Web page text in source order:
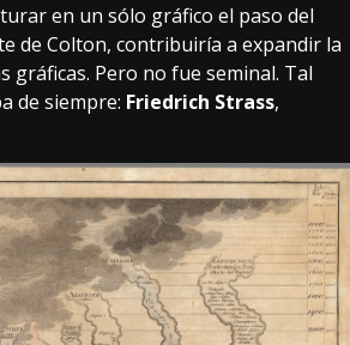
en un sólo gráfico el paso del
de Colton, contribuiría a expandir la
gráficas. Pero no fue seminal. Tal
de siempre: Friedrich Strass,